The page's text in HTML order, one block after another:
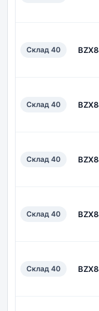
Склад 40
Склад 40
Склад 40
Склад 40
Склад 40